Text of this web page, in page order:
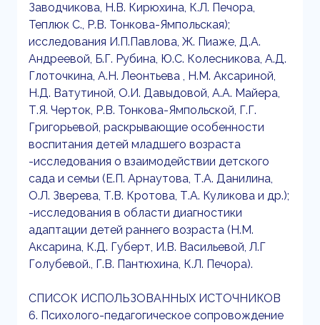
Заводчикова, Н.В. Кирюхина, К.Л. Печора,
Теплюк С., Р.В. Тонкова-Ямпольская);
исследования И.П.Павлова, Ж. Пиаже, Д.А.
Андреевой, Б.Г. Рубина, Ю.С. Колесникова, А.Д.
Глоточкина, А.Н. Леонтьева , Н.М. Аксариной,
Н.Д. Ватутиной, О.И. Давыдовой, А.А. Майера,
Т.Я. Черток, Р.В. Тонкова-Ямпольской, Г.Г.
Григорьевой, раскрывающие особенности
воспитания детей младшего возраста
-исследования о взаимодействии детского
сада и семьи (Е.П. Арнаутова, Т.А. Данилина,
О.Л. Зверева, Т.В. Кротова, Т.А. Куликова и др.);
-исследования в области диагностики
адаптации детей раннего возраста (Н.М.
Аксарина, К.Д. Губерт, И.В. Васильевой, Л.Г
Голубевой., Г.В. Пантюхина, К.Л. Печора).
СПИСОК ИСПОЛЬЗОВАННЫХ ИСТОЧНИКОВ
6. Психолого-педагогическое сопровождение